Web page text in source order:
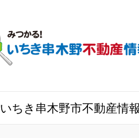
いちき串木野市不動産情